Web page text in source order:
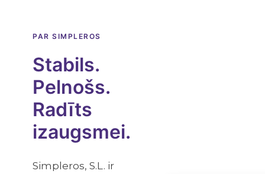
PAR SIMPLEROS
Stabils.
Pelnošs.
Radīts
izaugsmei.
Simpleros, S.L. ir